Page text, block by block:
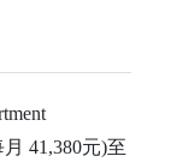
41,380元)至